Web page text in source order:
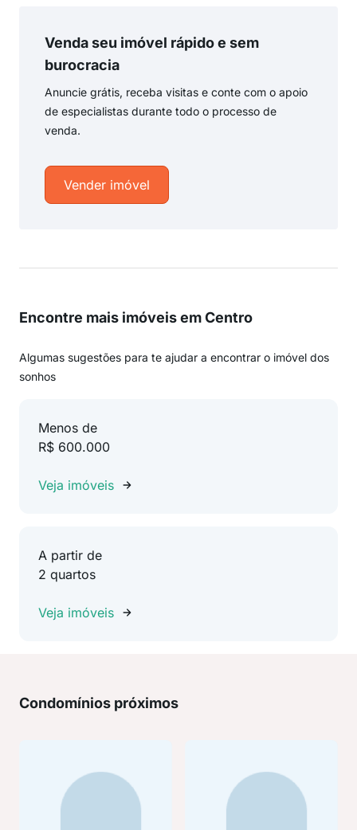
Venda seu imóvel rápido e sem
burocracia
Anuncie grátis, receba visitas e conte com o apoio
de especialistas durante todo o processo de
venda.
Vender imóvel
Encontre mais imóveis em Centro
Algumas sugestões para te ajudar a encontrar o imóvel dos
sonhos
Menos de
R$ 600.000
Veja imóveis
A partir de
2 quartos
Veja imóveis
Condomínios próximos